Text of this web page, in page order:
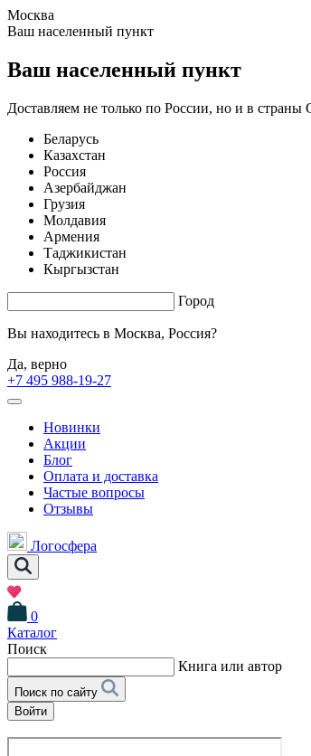
Москва
Ваш населенный пункт
Ваш населенный пункт
Доставляем не только по России, но и в
Беларусь
Казахстан
Россия
Азербайджан
Грузия
Молдавия
Армения
Таджикистан
Кыргызстан
Город
Вы находитесь в Москва, Россия?
Да, верно
+7 495 988-19-27
Новинки
Акции
Блог
Оплата и доставка
Частые вопросы
Отзывы
Логосфера
0
Каталог
Поиск
Книга или автор
Поиск по сайту
Войти